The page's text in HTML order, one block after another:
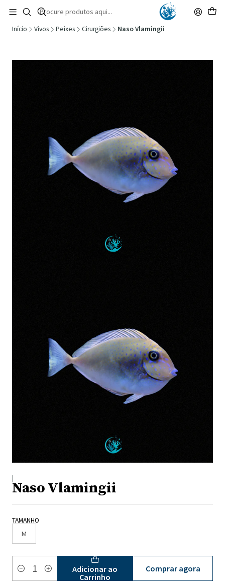
🚚 Portugal Continental: Portes Grátis desde 149,90€ (Envio extresso: 14,90€)
Ler mais
Início Vivos Peixes Cirurgiões Naso Vlamingii
|
Naso Vlamingii
TAMANHO
M
Quantidade
Adicionar ao
Carrinho
Comprar agora